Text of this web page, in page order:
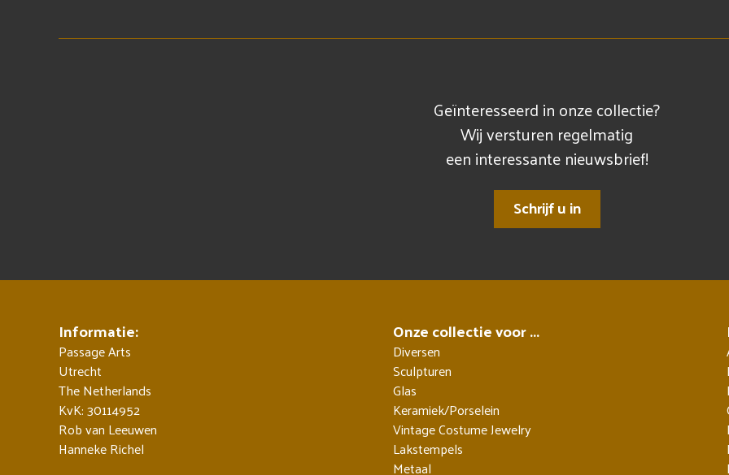
Geïnteresseerd in onze collectie?
Wij versturen regelmatig
een interessante nieuwsbrief!
Schrijf u in
Informatie:
Passage Arts
Utrecht
The Netherlands
KvK: 30114952
Rob van Leeuwen
Hanneke Richel
Onze collectie voor ...
Diversen
Sculpturen
Glas
Keramiek/Porselein
Vintage Costume Jewelry
Lakstempels
Metaal